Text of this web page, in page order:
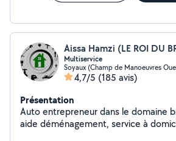
Aissa Hamzi (LE ROI DU
Multiservice
Soyaux (Champ de Manoeuvres
4,7/5 (185 avis)
Présentation
Auto entrepreneur dans le domaine
aide déménagement, service à